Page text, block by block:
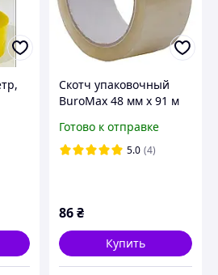
Скотч упаковочный
BuroMax 48 мм х 91 м
Готово к отправке
5.0 (4)
86₴
Купить